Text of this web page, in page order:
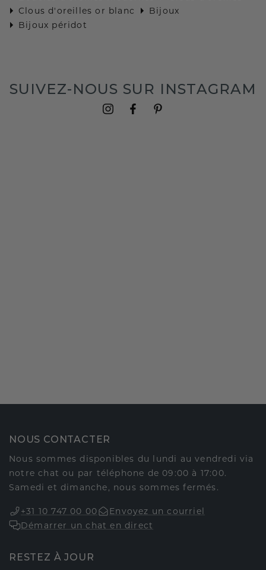
Clous d'oreilles or blanc
Bijoux
Bijoux péridot
SUIVEZ-NOUS SUR INSTAGRAM
NOUS CONTACTER
Nous sommes disponibles du lundi au vendredi via
notre chat ou par téléphone de 09:00 à 17:00.
Samedi et dimanche, nous sommes fermés.
+31 10 747 00 00
Envoyez un courriel
Démarrer un chat en direct
RESTEZ À JOUR